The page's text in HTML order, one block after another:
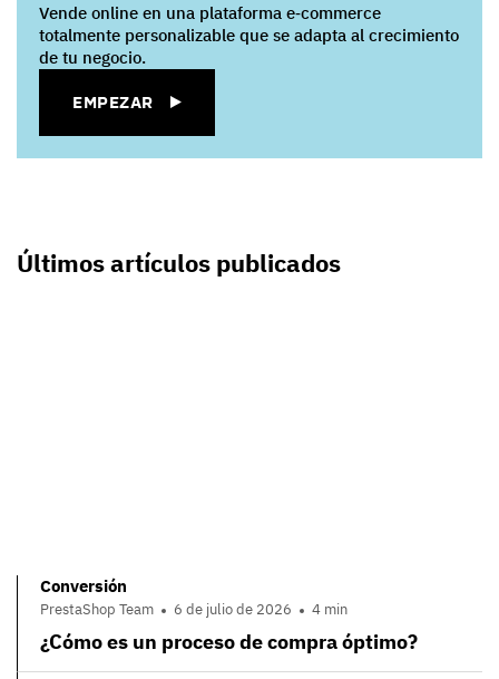
Vende online en una plataforma e‑commerce
totalmente personalizable que se adapta al crecimiento
de tu negocio.
EMPEZAR
Últimos artículos publicados
Conversión
PrestaShop Team 6 de julio de 2026 4 min
¿Cómo es un proceso de compra óptimo?